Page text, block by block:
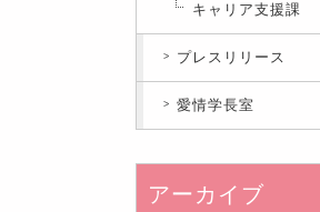
キャリア支援課
プレスリリース
愛情学長室
アーカイブ